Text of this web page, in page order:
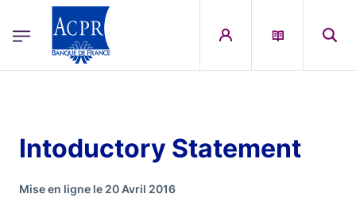
ACPR Menu Principal (French)
Intoductory Statement
Mise en ligne le 20 Avril 2016